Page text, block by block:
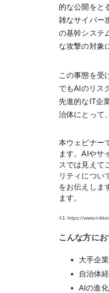
的な公開をと
雑なサイバー
の基幹システ
な攻撃の対象
この事態を受
でもAIのリス
先進的なIT企
治体にとって
本ウェビナー
ます。AIやサ
スでは見えて
リティについ
をお伝えしま
ます。
※1 https://
こんな方に
大手企
自治体
AIの進